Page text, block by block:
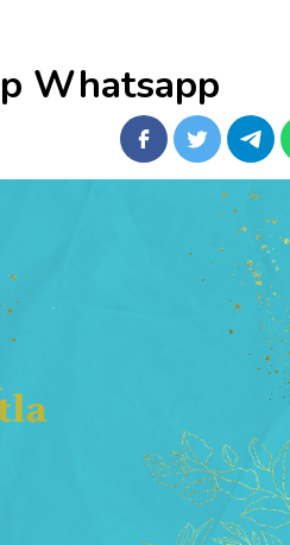
Whatsapp